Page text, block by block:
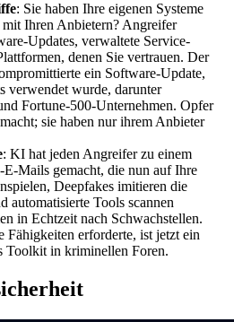
: Sie haben Ihre eigenen Systeme
mit Ihren Anbietern? Angreifer
Updates, verwaltete Service-
denen Sie vertrauen. Der
ein Software-Update,
verwendet wurde, darunter
Fortune-500-Unternehmen. Opfer
sie haben nur ihrem Anbieter
: KI hat jeden Angreifer zu einem
Mails gemacht, die nun auf Ihre
Deepfakes imitieren die
automatisierte Tools scannen
in Echtzeit nach Schwachstellen.
Fähigkeiten erforderte, ist jetzt ein
Toolkit in kriminellen Foren.